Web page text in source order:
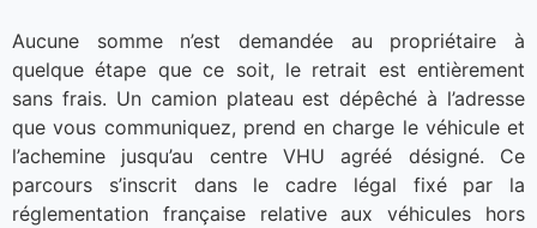
Aucune somme n’est demandée au propriétaire à
quelque étape que ce soit, le retrait est entièrement
sans frais. Un camion plateau est dépêché à l’adresse
que vous communiquez, prend en charge le véhicule et
l’achemine jusqu’au centre VHU agréé désigné. Ce
parcours s’inscrit dans le cadre légal fixé par la
réglementation française relative aux véhicules hors